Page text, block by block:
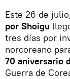
Este 26 de
por Shoigu
tres días por
norcoreano
70 aniversario
Guerra de